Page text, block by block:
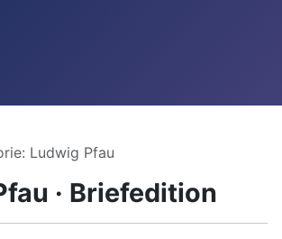
Ludwig Pfau
· Briefedition